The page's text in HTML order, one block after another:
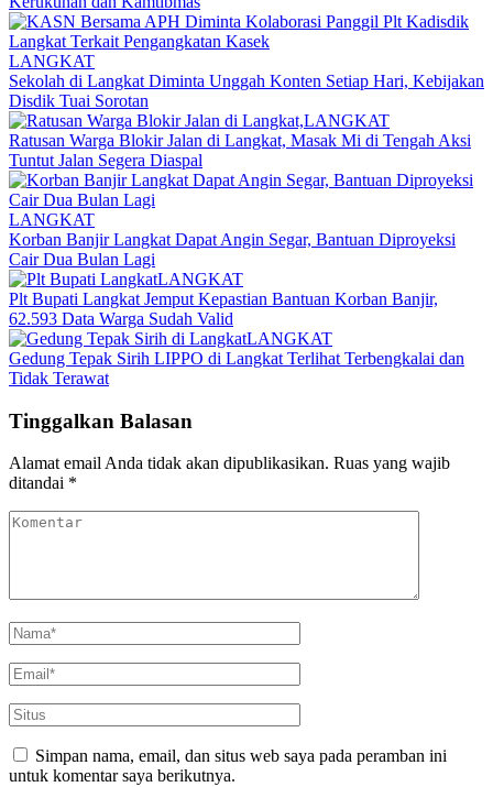
LANGKAT
Sekolah di Langkat Diminta Unggah Konten Setiap Hari, Kebijakan
Disdik Tuai Sorotan
LANGKAT
Ratusan Warga Blokir Jalan di Langkat, Masak Mi di Tengah Aksi
Tuntut Jalan Segera Diaspal
LANGKAT
Korban Banjir Langkat Dapat Angin Segar, Bantuan Diproyeksi
Cair Dua Bulan Lagi
LANGKAT
Plt Bupati Langkat Jemput Kepastian Bantuan Korban Banjir,
62.593 Data Warga Sudah Valid
LANGKAT
Gedung Tepak Sirih LIPPO di Langkat Terlihat Terbengkalai dan
Tidak Terawat
Tinggalkan Balasan
Alamat email Anda tidak akan dipublikasikan. Ruas yang wajib
ditandai *
Simpan nama, email, dan situs web saya pada peramban ini
untuk komentar saya berikutnya.